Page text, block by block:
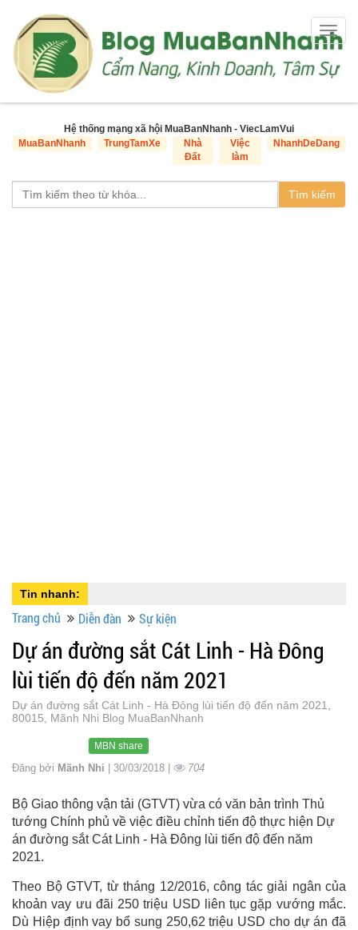
Hệ thống mạng xã hội MuaBanNhanh - ViecLamVui
MuaBanNhanh
TrungTamXe
Nhà
Đất
Việc
làm
NhanhDeDang
Tìm kiếm
Tin nhanh:
Trang chủ Diễn đàn Sự kiện
Dự án đường sắt Cát Linh - Hà Đông
lùi tiến độ đến năm 2021
Dự án đường sắt Cát Linh - Hà Đông lùi tiến độ đến năm 2021,
80015, Mãnh Nhi Blog MuaBanNhanh
MBN share
Đăng bởi Mãnh Nhi | 30/03/2018 | 704
Bộ Giao thông vận tải (GTVT) vừa có văn bản trình Thủ
tướng Chính phủ về việc điều chỉnh tiến độ thực hiện Dự
án đường sắt Cát Linh - Hà Đông lùi tiến độ đến năm
2021.
Theo Bộ GTVT, từ tháng 12/2016, công tác giải ngân của
khoản vay ưu đãi 250 triệu USD liên tục gặp vướng mắc.
Dù Hiệp định vay bổ sung 250,62 triệu USD cho dự án đã